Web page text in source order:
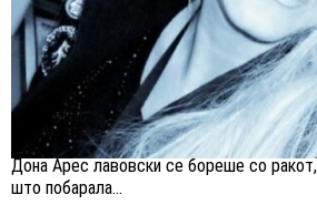
Дона Арес лавовски се бореше со ракот,
што побарала...